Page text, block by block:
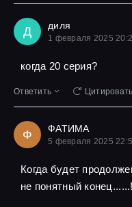
Д диля
1 февраля 2025
когда 20 серия?
Ответить Цитировать
Ф ФАТИМА
5 февраля 2025
Когда будет
не понятный